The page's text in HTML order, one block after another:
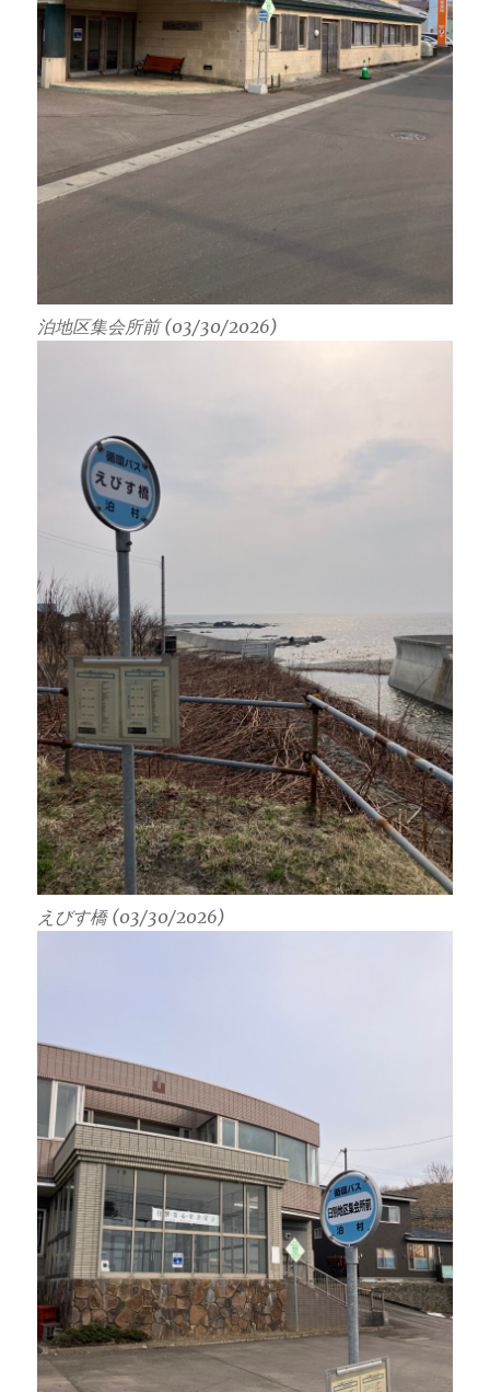
泊地区集会所前 (03/30/2026)
えびす橋 (03/30/2026)